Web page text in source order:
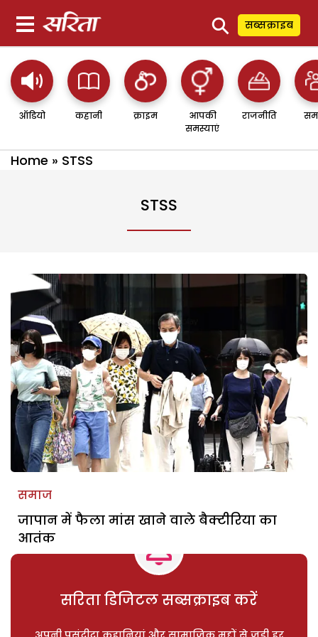
⚲ सब्सक्राइब
ऑडियो कहानी क्राइम
आपकी
समस्याएं
राजनीति
Home » STSS
STSS
समाज
जापान में फैला मांस खाने वाले बैक्टीरिया का
आतंक
सरिता डिजिटल सब्सक्राइब करें